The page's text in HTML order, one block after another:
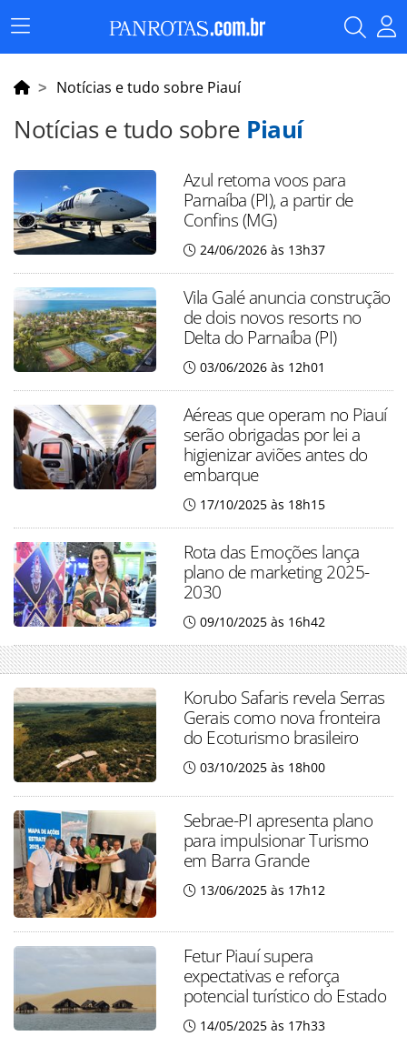
Menu
Principal
Notícias e tudo sobre Piauí
Notícias e tudo sobre Piauí
Azul retoma voos para
Parnaíba (PI), a partir de
Confins (MG)
24/06/2026 às 13h37
Vila Galé anuncia construção
de dois novos resorts no
Delta do Parnaíba (PI)
03/06/2026 às 12h01
Aéreas que operam no Piauí
serão obrigadas por lei a
higienizar aviões antes do
embarque
17/10/2025 às 18h15
Rota das Emoções lança
plano de marketing 2025-
2030
09/10/2025 às 16h42
Korubo Safaris revela Serras
Gerais como nova fronteira
do Ecoturismo brasileiro
03/10/2025 às 18h00
Sebrae-PI apresenta plano
para impulsionar Turismo
em Barra Grande
13/06/2025 às 17h12
Fetur Piauí supera
expectativas e reforça
potencial turístico do Estado
14/05/2025 às 17h33